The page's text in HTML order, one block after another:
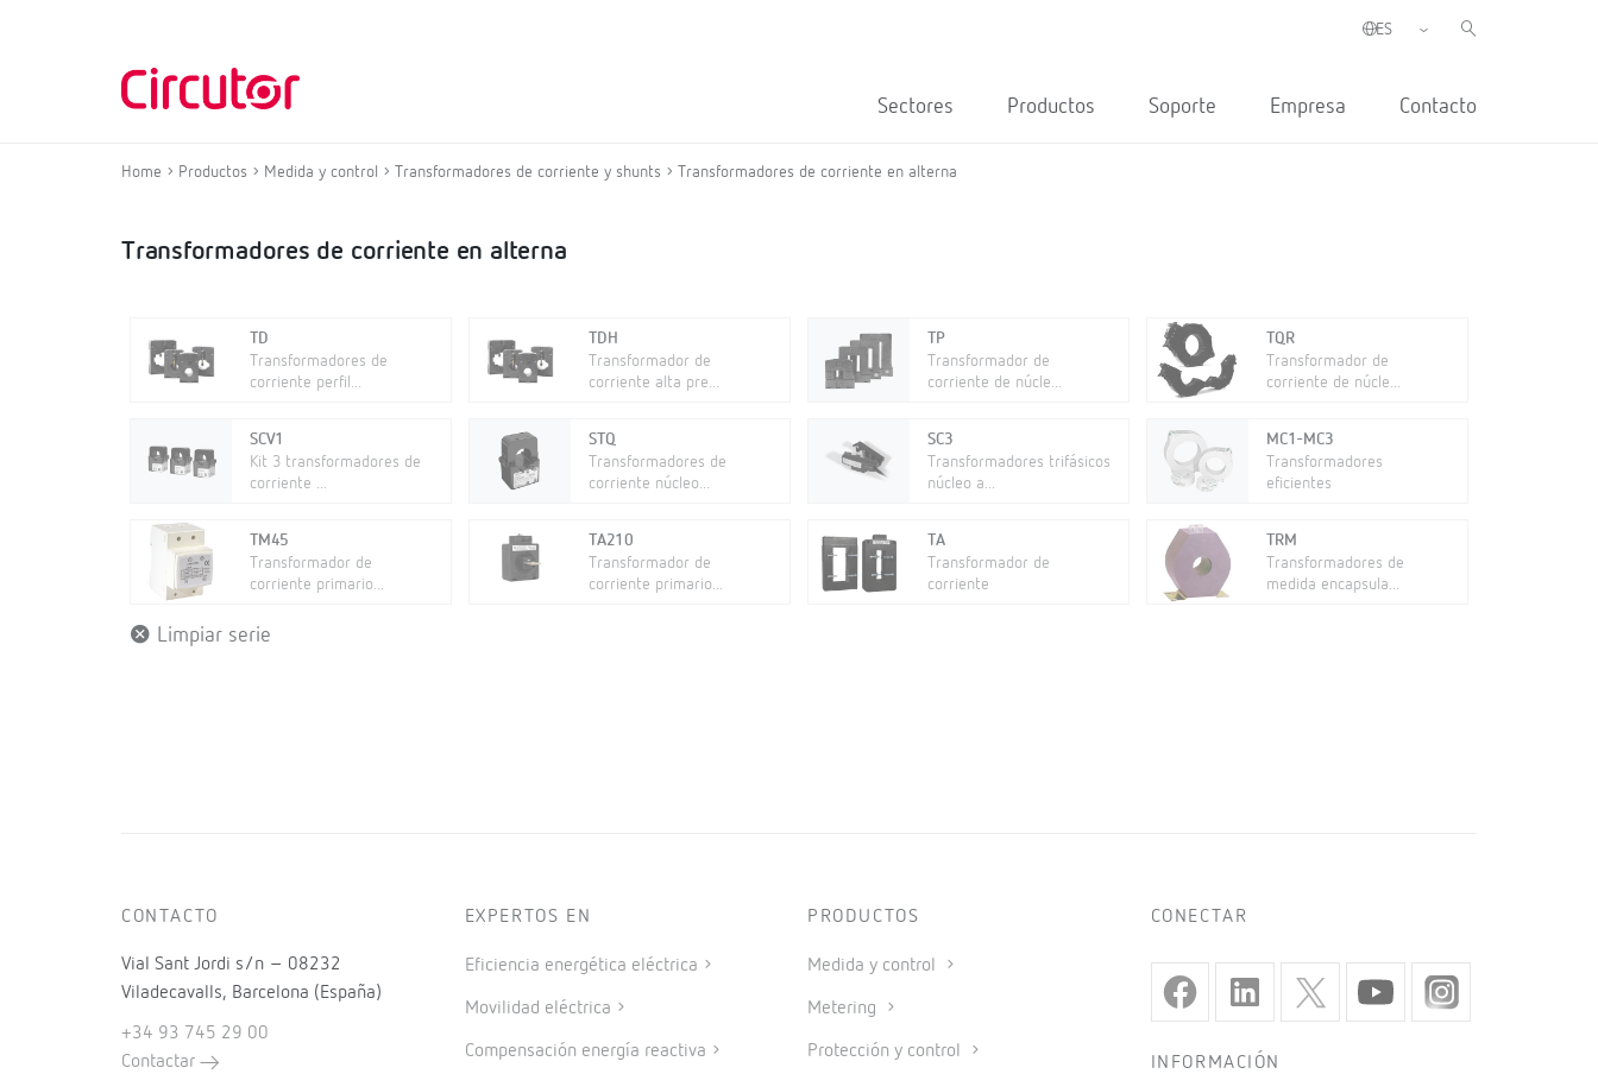
Sectores Productos Soporte Empresa Contacto
Home Productos Medida y control Transformadores de corriente y shunts Transformadores de corriente en alterna
Transformadores de corriente en alterna
TD
Transformadores de
corriente perfil...
TDH
Transformador de
corriente alta pre...
TP
Transformador de
corriente de núcle...
TQR
Transformador de
corriente de núcle...
SCV1
Kit 3 transformadores de
corriente ...
STQ
Transformadores de
corriente núcleo...
SC3
Transformadores trifásicos
núcleo a...
MC1-MC3
Transformadores
eficientes
TM45
Transformador de
corriente primario...
TA210
Transformador de
corriente primario...
TA
Transformador de
corriente
TRM
Transformadores de
medida encapsula...
Limpiar serie
CONTACTO
Vial Sant Jordi s/n – 08232
Viladecavalls, Barcelona (España)
+34 93 745 29 00
Contactar
EXPERTOS EN
Eficiencia energética eléctrica
Movilidad eléctrica
Compensación energía reactiva
PRODUCTOS
Medida y control
Metering
Protección y control
CONECTAR
INFORMACIÓN